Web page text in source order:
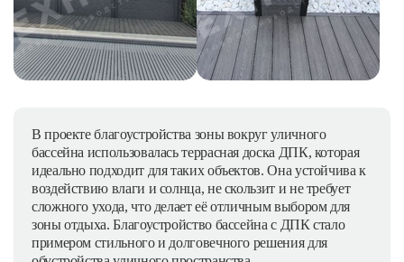
В проекте благоустройства зоны вокруг уличного
бассейна использовалась террасная доска ДПК, которая
идеально подходит для таких объектов. Она устойчива к
воздействию влаги и солнца, не скользит и не требует
сложного ухода, что делает её отличным выбором для
зоны отдыха. Благоустройство бассейна с ДПК стало
примером стильного и долговечного решения для